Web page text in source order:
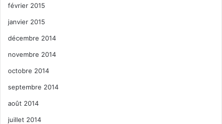
février 2015
janvier 2015
décembre 2014
novembre 2014
octobre 2014
septembre 2014
août 2014
juillet 2014